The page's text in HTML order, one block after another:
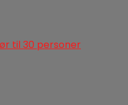
til 30 personer